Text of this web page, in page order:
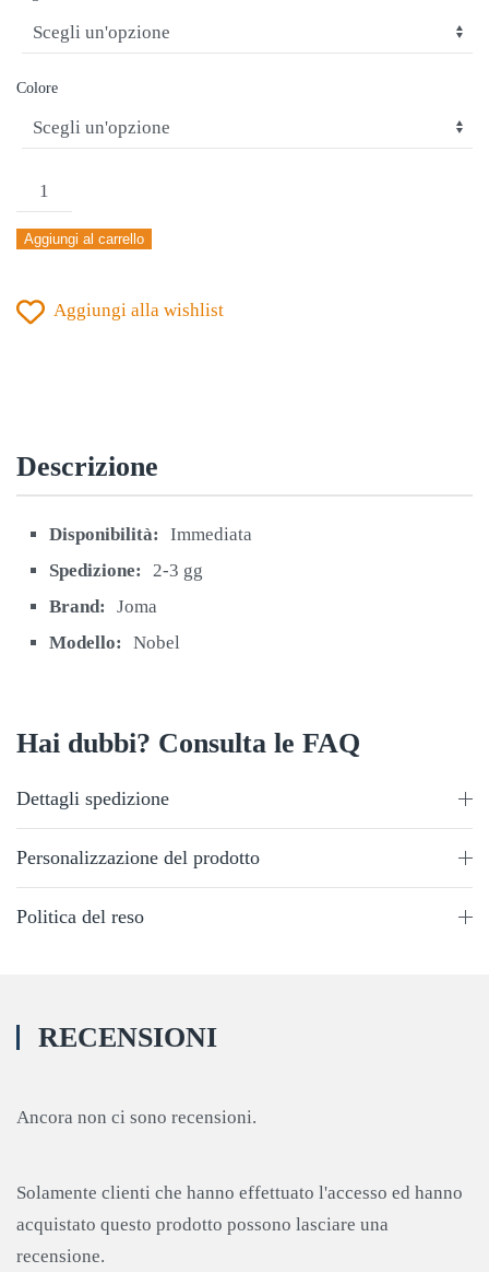
Colore
PANTALONCINO
JOMA
NOBEL
VILLA
Aggiungi al carrello
Aggiungi alla wishlist
Descrizione
Disponibilità:
Immediata
Spedizione:
2-3 gg
Brand:
Joma
Modello:
Nobel
Hai dubbi? Consulta le FAQ
Dettagli spedizione
Personalizzazione del prodotto
Politica del reso
RECENSIONI
Ancora non ci sono recensioni.
Solamente clienti che hanno effettuato l'accesso ed hanno
acquistato questo prodotto possono lasciare una
recensione.